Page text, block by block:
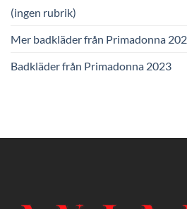
(ingen rubrik)
Mer badkläder från Primadonna
Badkläder från Primadonna 2023